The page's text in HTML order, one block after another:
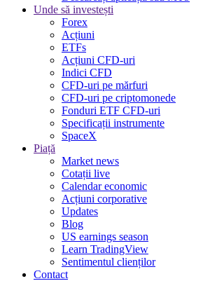
Unde să investești
Forex
Acțiuni
ETFs
Acțiuni CFD-uri
Indici CFD
CFD-uri pe mărfuri
CFD-uri pe criptomonede
Fonduri ETF CFD-uri
Specificații instrumente
SpaceX
Piață
Market news
Cotații live
Calendar economic
Acțiuni corporative
Updates
Blog
US earnings season
Learn TradingView
Sentimentul clienților
Contact